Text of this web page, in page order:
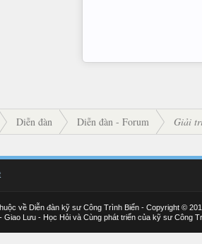
Diễn đàn Diễn đàn - Forum Giải
về Diễn đàn kỹ sư Công Trình Biển - Copyright ©
Giao Lưu - Học Hỏi và Cùng phát triển của kỹ sư Công